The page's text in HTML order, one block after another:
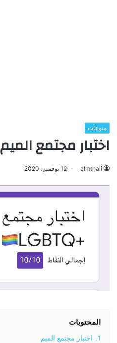
منوعات
اختبار مجتمع الميم
almthali 12 نوفمبر، 2020
المحتويات
1.
اختبار مجتمع الميم